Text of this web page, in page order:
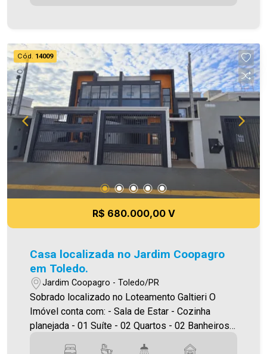
Fotos meramente ilustrativas
Cód. 14009
R$ 680.000,00 V
Casa localizada no Jardim Coopagro
em Toledo.
Jardim Coopagro - Toledo/PR
Sobrado localizado no Loteamento Galtieri O
Imóvel conta com: - Sala de Estar - Cozinha
planejada - 01 Suíte - 02 Quartos - 02 Banheiros (